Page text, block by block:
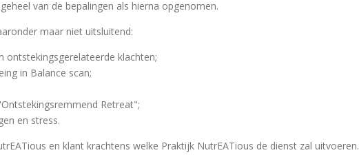
van de bepalingen als hierna opgenomen.
maar niet uitsluitend:
ontstekingsgerelateerde klachten;
in Balance scan;
Retreat";
en stress.
en klant krachtens welke Praktijk NutrEATious de dienst zal uitvoeren.